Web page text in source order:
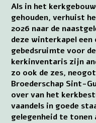
Als in het
gehouden, verhuist
2026 naar de
deze winterkapel
gebedsruimte voor
kerkinventaris zijn
zo ook de zes,
Broederschap Sint-
over van het
vaandels in goede
gelegenheid te tonen